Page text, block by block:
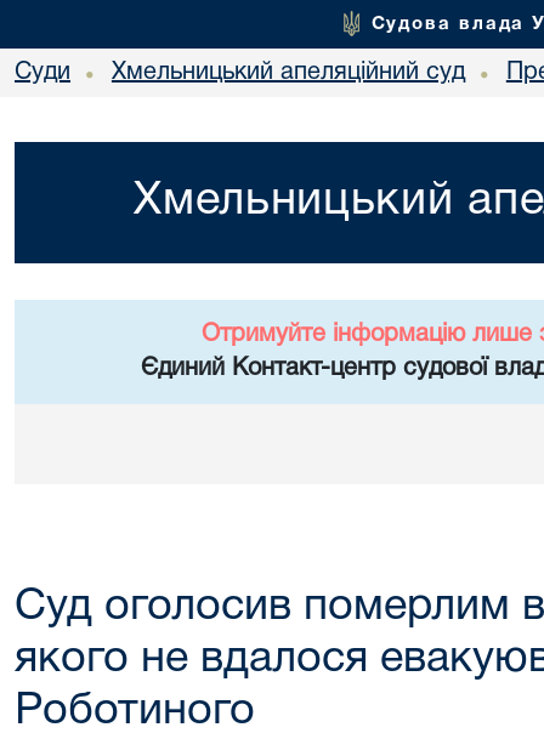
Судова влада
Суди • Хмельницький апеляційний суд •
Хмельницький
Отримуйте інформацію лише
Єдиний Контакт-центр судової
Суд оголосив померлим
якого не вдалося
Роботиного